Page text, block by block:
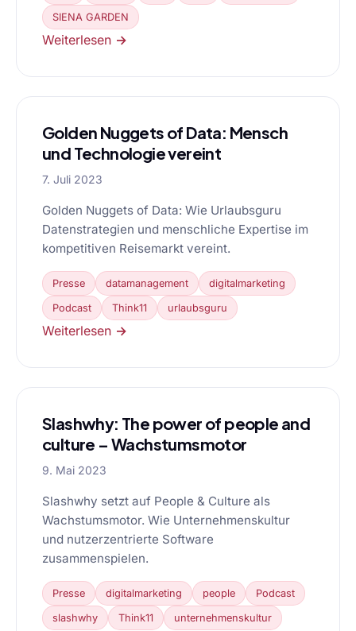
SIENA GARDEN
Weiterlesen →
Golden Nuggets of Data: Mensch
und Technologie vereint
7. Juli 2023
Golden Nuggets of Data: Wie Urlaubsguru
Datenstrategien und menschliche Expertise im
kompetitiven Reisemarkt vereint.
Presse datamanagement digitalmarketing
Podcast Think11 urlaubsguru
Weiterlesen →
Slashwhy: The power of people and
culture – Wachstumsmotor
9. Mai 2023
Slashwhy setzt auf People & Culture als
Wachstumsmotor. Wie Unternehmenskultur
und nutzerzentrierte Software
zusammenspielen.
Presse digitalmarketing people Podcast
slashwhy Think11 unternehmenskultur